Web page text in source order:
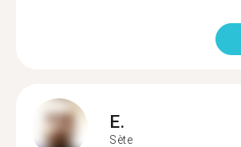
E.
Sète